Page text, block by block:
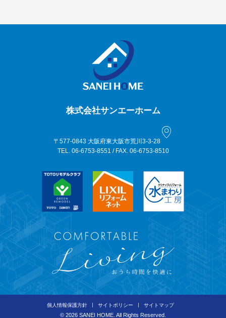
株式会社サンエーホーム
〒577-0843 大阪府東大阪市荒川3-3-28
TEL. 06-6753-8551 / FAX. 06-6753-8510
個人情報保護方針 サイトポリシー サイトマップ
© 2026 SANEI HOME. All Rights Reserved.